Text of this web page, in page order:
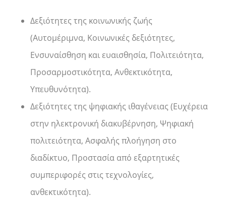
Δεξιότητες της κοινωνικής ζωής
(Αυτομέριμνα, Κοινωνικές δεξιότητες,
Ενσυναίσθηση και ευαισθησία, Πολιτειότητα,
Προσαρμοστικότητα, Ανθεκτικότητα,
Υπευθυνότητα).
Δεξιότητες της ψηφιακής ιθαγένειας (Ευχέρεια
στην ηλεκτρονική διακυβέρνηση, Ψηφιακή
πολιτειότητα, Ασφαλής πλοήγηση στο
διαδίκτυο, Προστασία από εξαρτητικές
συμπεριφορές στις τεχνολογίες,
ανθεκτικότητα).